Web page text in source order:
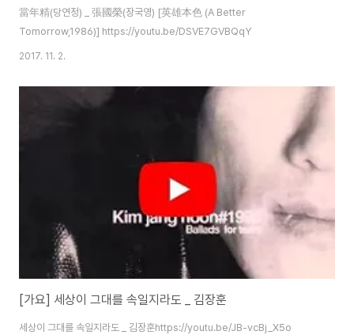
當年精(당연정) _ 張國榮(장국영) [英雄本色 (A Better
Tomorrow,1986)] https://youtu.be/DSVE7GVBQqY
2017. 11. 2.
[가요] 세상이 그대를 속일지라도 _ 김장훈
세상이 그대를 속일지라도 _ 김장훈https://youtu.be/JB-vcBj_X5o